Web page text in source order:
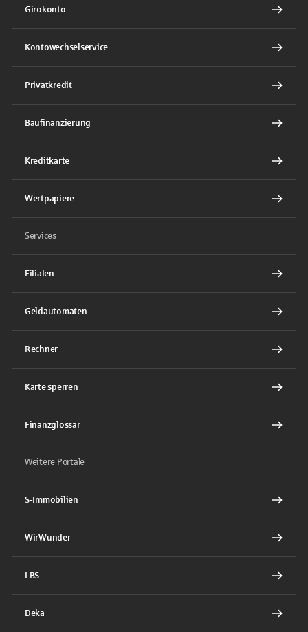
Girokonto
Kontowechselservice
Privatkredit
Baufinanzierung
Kreditkarte
Wertpapiere
Services
Filialen
Geldautomaten
Rechner
Karte sperren
Finanzglossar
Weitere Portale
S-Immobilien
WirWunder
LBS
Deka